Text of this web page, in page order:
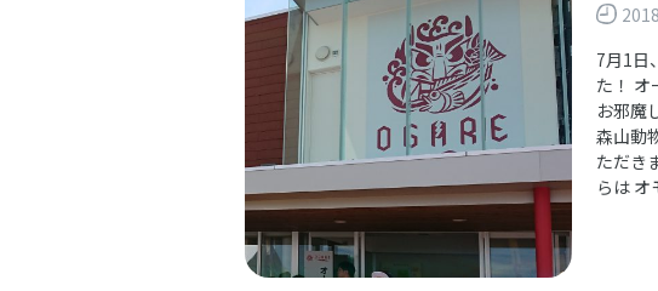
7月1日
た！
お邪魔
森山動
ただき
らは オ